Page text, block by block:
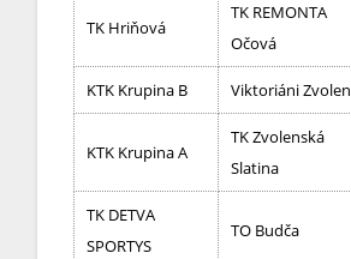
TK Hriňová
TK REMONTA
Očová
KTK Krupina B Viktoriáni Zvolen
KTK Krupina A
TK Zvolenská
Slatina
TK DETVA
SPORTYS
TO Budča